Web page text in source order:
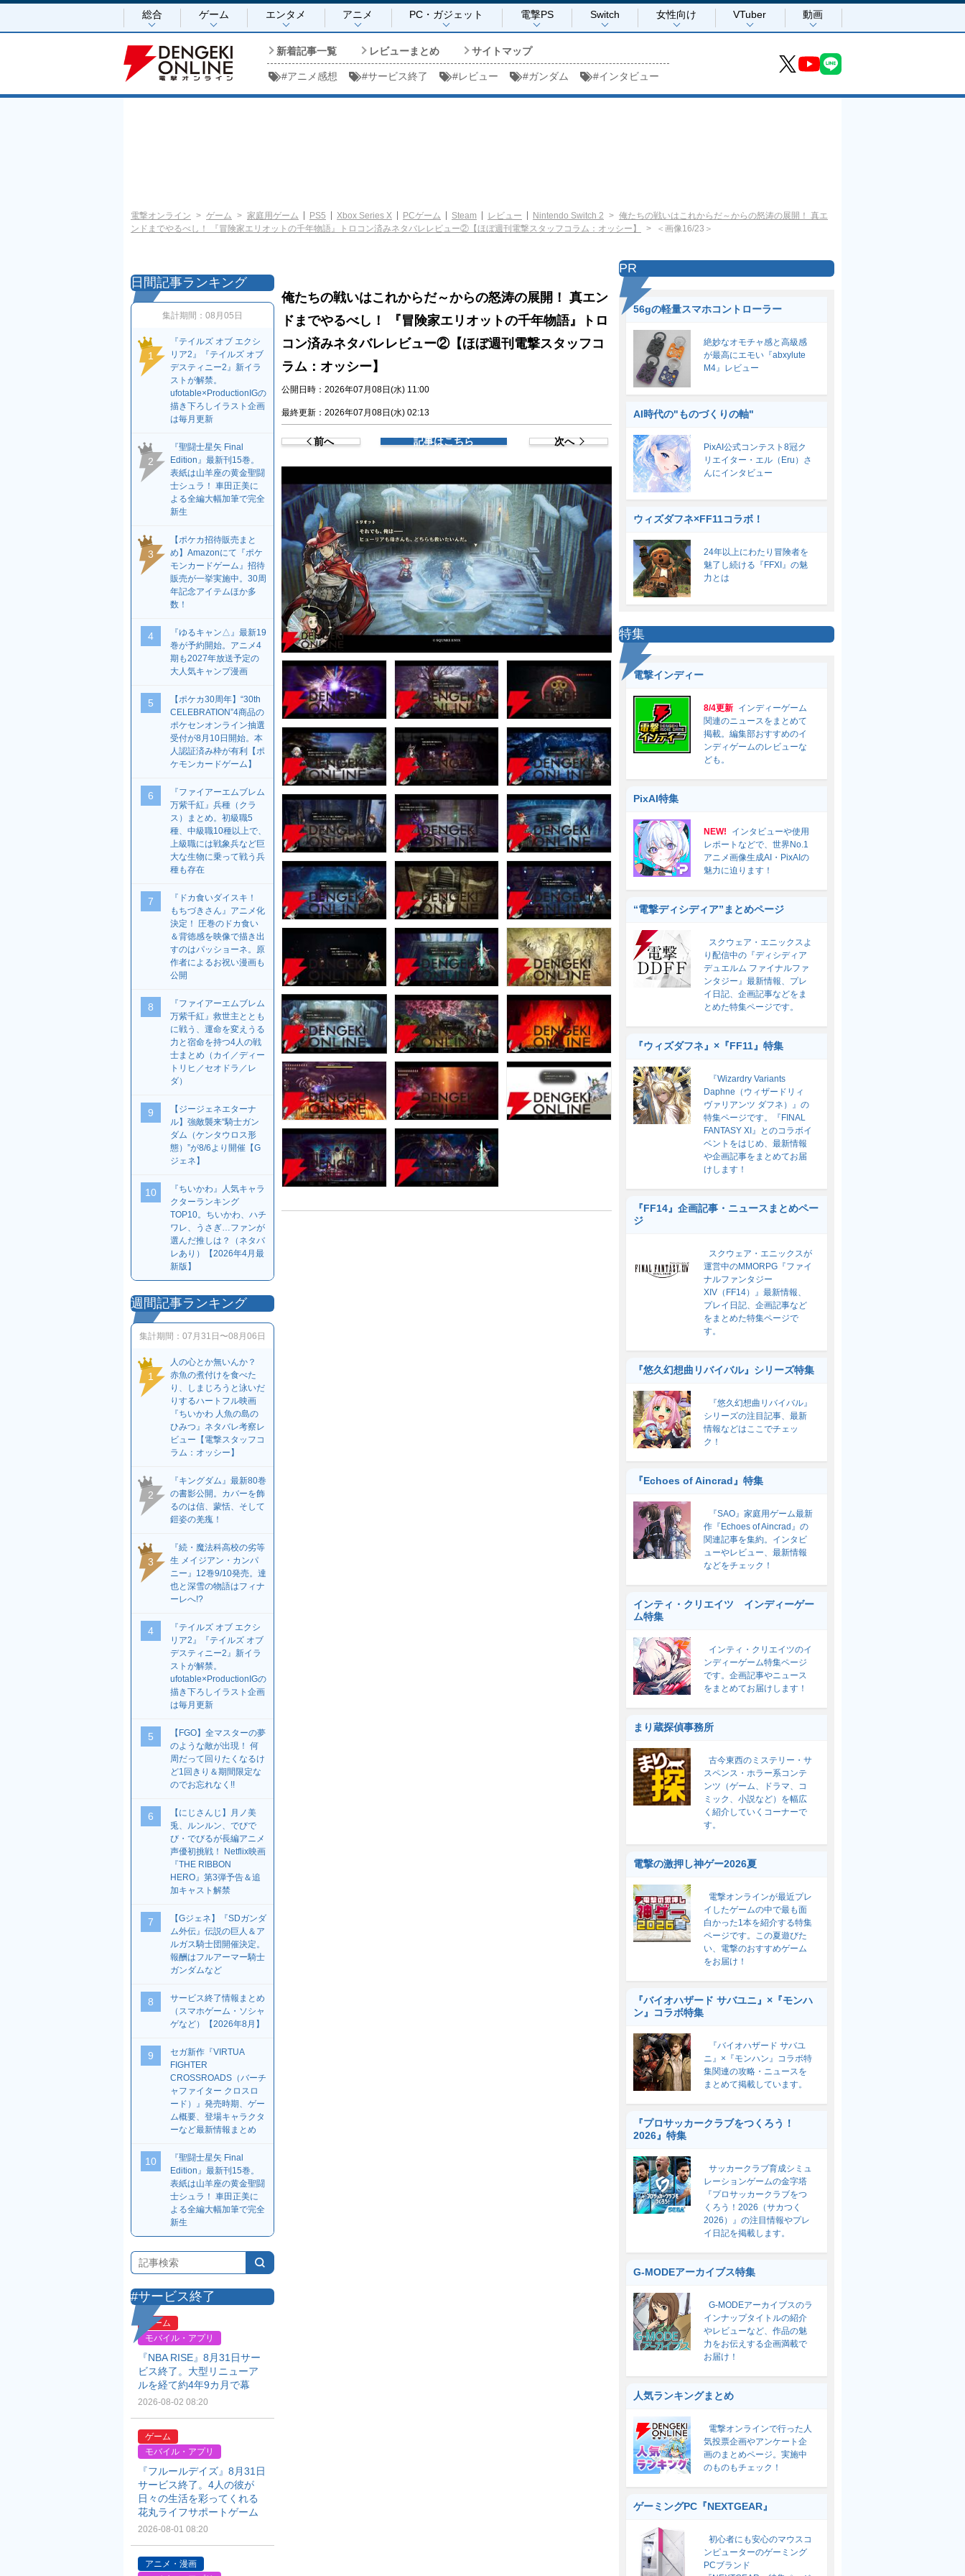
総合 ゲーム エンタメ アニメ PC・ガジェット 電撃PS Switch 女性向け VTuber 動画
新着記事一覧 レビューまとめ サイトマップ
#アニメ感想 #サービス終了 #レビュー #ガンダム #インタビュー
電撃オンライン ゲーム 家庭用ゲーム PS5 Xbox Series X PCゲーム Steam レビュー Nintendo Switch 2
俺たちの戦いはこれからだ～からの怒涛の展開！ 真エ
ンドまでやるべし！ 『冒険家エリオットの千年物語』トロコン済みネタバレレビュー②【ほぼ週刊電撃スタッフコラム：オッシー】
＜画像16/23＞
俺たちの戦いはこれからだ～からの怒涛の展開！ 真エン
ドまでやるべし！ 『冒険家エリオットの千年物語』トロ
コン済みネタバレレビュー②【ほぼ週刊電撃スタッフコ
ラム：オッシー】
公開日時：2026年07月08日(水) 11:00
最終更新：2026年07月08日(水) 02:13
前へ 記事はこちら 次へ
日間記事ランキング
集計期間： 08月05日
1
『テイルズ オブ エクシ
リア2』『テイルズ オブ
デスティニー2』新イラ
ストが解禁。
ufotable×ProductionIGの
描き下ろしイラスト企画
は毎月更新
2
『聖闘士星矢 Final
Edition』最新刊15巻。
表紙は山羊座の黄金聖闘
士シュラ！ 車田正美に
よる全編大幅加筆で完全
新生
3
【ポケカ招待販売まと
め】Amazonにて『ポケ
モンカードゲーム』招待
販売が一挙実施中。30周
年記念アイテムほか多
数！
4
『ゆるキャン△』最新19
巻が予約開始。アニメ4
期も2027年放送予定の
大人気キャンプ漫画
5
【ポケカ30周年】“30th
CELEBRATION”4商品の
ポケセンオンライン抽選
受付が8月10日開始。本
人認証済み枠が有利【ポ
ケモンカードゲーム】
6
『ファイアーエムブレム
万紫千紅』兵種（クラ
ス）まとめ。初級職5
種、中級職10種以上で、
上級職には戦象兵など巨
大な生物に乗って戦う兵
種も存在
7
『ドカ食いダイスキ！
もちづきさん』アニメ化
決定！ 圧巻のドカ食い
＆背徳感を映像で描き出
すのはパッショーネ。原
作者によるお祝い漫画も
公開
8
『ファイアーエムブレム
万紫千紅』救世主ととも
に戦う、運命を変えうる
力と宿命を持つ4人の戦
士まとめ（カイ／ディー
トリヒ／セオドラ／レ
ダ）
9
【ジージェネエターナ
ル】強敵襲来“騎士ガン
ダム（ケンタウロス形
態）”が8/6より開催【G
ジェネ】
10
『ちいかわ』人気キャラ
クターランキング
TOP10。ちいかわ、ハチ
ワレ、うさぎ…ファンが
選んだ推しは？（ネタバ
レあり）【2026年4月最
新版】
週間記事ランキング
集計期間： 07月31日〜08月06日
1
人の心とか無いんか？
赤魚の煮付けを食べた
り、しまじろうと泳いだ
りするハートフル映画
『ちいかわ 人魚の島の
ひみつ』ネタバレ考察レ
ビュー【電撃スタッフコ
ラム：オッシー】
2
『キングダム』最新80巻
の書影公開。カバーを飾
るのは信、蒙恬、そして
鎧姿の羌瘣！
3
『続・魔法科高校の劣等
生 メイジアン・カンパ
ニー』12巻9/10発売。達
也と深雪の物語はフィナ
ーレへ!?
4
『テイルズ オブ エクシ
リア2』『テイルズ オブ
デスティニー2』新イラ
ストが解禁。
ufotable×ProductionIGの
描き下ろしイラスト企画
は毎月更新
5
【FGO】全マスターの夢
のような敵が出現！ 何
周だって回りたくなるけ
ど1回きり＆期間限定な
のでお忘れなく!!
6
【にじさんじ】月ノ美
兎、ルンルン、でびで
び・でびるが長編アニメ
声優初挑戦！ Netflix映画
『THE RIBBON
HERO』第3弾予告＆追
加キャスト解禁
7
【Gジェネ】『SDガンダ
ム外伝』伝説の巨人＆ア
ルガス騎士団開催決定。
報酬はフルアーマー騎士
ガンダムなど
8
サービス終了情報まとめ
（スマホゲーム・ソシャ
ゲなど）【2026年8月】
9
セガ新作『VIRTUA
FIGHTER
CROSSROADS（バーチ
ャファイター クロスロ
ード）』発売時期、ゲー
ム概要、登場キャラクタ
ーなど最新情報まとめ
10
『聖闘士星矢 Final
Edition』最新刊15巻。
表紙は山羊座の黄金聖闘
士シュラ！ 車田正美に
よる全編大幅加筆で完全
新生
#サービス終了
ゲーム
モバイル・アプリ
『NBA RISE』8月31日サー
ビス終了。大型リニューア
ルを経て約4年9カ月で幕
2026-08-02 08:20
ゲーム
モバイル・アプリ
『フルールデイズ』8月31日
サービス終了。4人の彼が
日々の生活を彩ってくれる
花丸ライフサポートゲーム
2026-08-01 08:20
アニメ・漫画
PR
56gの軽量スマホコントローラー
絶妙なオモチャ感と高級感
が最高にエモい『abxylute
M4』レビュー
AI時代の"ものづくりの軸"
PixAI公式コンテスト8冠ク
リエイター・エル（Eru）さ
んにインタビュー
ウィズダフネ×FF11コラボ！
24年以上にわたり冒険者を
魅了し続ける『FFXI』の魅
力とは
特集
電撃インディー
8/4更新 インディーゲーム
関連のニュースをまとめて
掲載。編集部おすすめのイ
ンディゲームのレビューな
ども。
PixAI特集
NEW!
インタビューや使用
レポートなどで、世界No.1
アニメ画像生成AI・PixAIの
魅力に迫ります！
“電撃ディシディア”まとめページ
スクウェア・エニックスよ
り配信中の『ディシディア
デュエルム ファイナルファ
ンタジー』最新情報、プレ
イ日記、企画記事などをま
とめた特集ページです。
『ウィズダフネ』×『FF11』特集
『Wizardry Variants
Daphne（ウィザードリィ
ヴァリアンツ ダフネ）』の
特集ページです。『FINAL
FANTASY XI』とのコラボイ
ベントをはじめ、最新情報
や企画記事をまとめてお届
けします！
『FF14』企画記事・ニュースまとめペー
ジ
スクウェア・エニックスが
運営中のMMORPG『ファイ
ナルファンタジー
XIV（FF14）』最新情報、
プレイ日記、企画記事など
をまとめた特集ページで
す。
『悠久幻想曲リバイバル』シリーズ特集
『悠久幻想曲リバイバル』
シリーズの注目記事、最新
情報などはここでチェッ
ク！
『Echoes of Aincrad』特集
『SAO』家庭用ゲーム最新
作『Echoes of Aincrad』の
関連記事を集約。インタビ
ューやレビュー、最新情報
などをチェック！
インティ・クリエイツ インディーゲー
ム特集
インティ・クリエイツのイ
ンディーゲーム特集ページ
です。企画記事やニュース
をまとめてお届けします！
まり蔵探偵事務所
古今東西のミステリー・サ
スペンス・ホラー系コンテ
ンツ（ゲーム、ドラマ、コ
ミック、小説など）を幅広
く紹介していくコーナーで
す。
電撃の激押し神ゲー2026夏
電撃オンラインが最近プレ
イしたゲームの中で最も面
白かった1本を紹介する特集
ページです。この夏遊びた
い、電撃のおすすめゲーム
をお届け！
『バイオハザード サバユニ』×『モンハ
ン』コラボ特集
『バイオハザード サバユ
ニ』×『モンハン』コラボ特
集関連の攻略・ニュースを
まとめて掲載しています。
『プロサッカークラブをつくろう！
2026』特集
サッカークラブ育成シミュ
レーションゲームの金字塔
『プロサッカークラブをつ
くろう！2026（サカつく
2026）』の注目情報やプレ
イ日記を掲載します。
G-MODEアーカイブス特集
G-MODEアーカイブスのラ
インナップタイトルの紹介
やレビューなど、作品の魅
力をお伝えする企画満載で
お届け！
人気ランキングまとめ
電撃オンラインで行った人
気投票企画やアンケート企
画のまとめページ。実施中
のものもチェック！
ゲーミングPC『NEXTGEAR』
初心者にも安心のマウスコ
ンピューターのゲーミング
PCブランド